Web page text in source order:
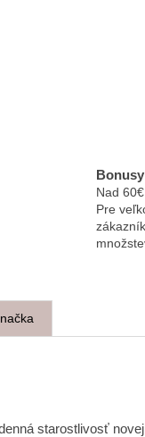
Nad
Pre
starostlivosť